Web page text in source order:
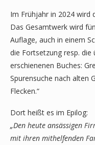
Im Frühjahr in 2024 wird
Das Gesamtwerk wird
Auflage, auch in einem
die Fortsetzung resp. die
erschienenen Buches:
Spurensuche nach alten
Flecken.“
Dort heißt es im Epilog:
„Den heute ansässigen
mit ihren mithelfenden